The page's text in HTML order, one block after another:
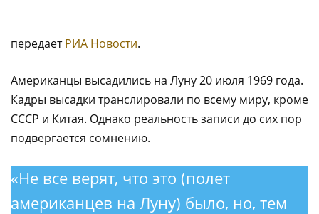
передаетРИА Новости.
Американцы высадились на Луну 20 июля 1969 года.
Кадры высадки транслировали по всему миру, кроме
СССР и Китая. Однако реальность записи до сих пор
подвергается сомнению.
«Не все верят, что это (полет
американцев на Луну) было, но, тем